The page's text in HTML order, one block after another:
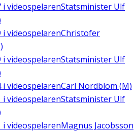
i videospelarenStatsminister Ulf
i videospelarenChristofer
i videospelarenStatsminister Ulf
i videospelarenCarl Nordblom (M)
i videospelarenStatsminister Ulf
i videospelarenMagnus Jacobsson